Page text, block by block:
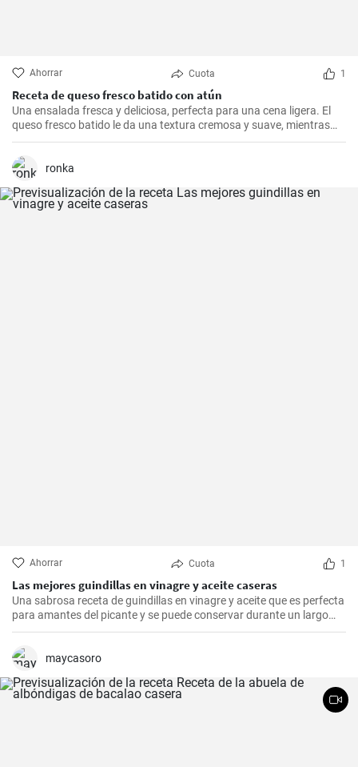
Ahorrar Cuota 1
Receta de queso fresco batido con atún
Una ensalada fresca y deliciosa, perfecta para una cena ligera. El
queso fresco batido le da una textura cremosa y suave, mientras
que el atún le aporta proteínas con el sabor. Suele servirse fría,
acompañada de tostadas o pan integral.
ronka
Ahorrar Cuota 1
Las mejores guindillas en vinagre y aceite caseras
Una sabrosa receta de guindillas en vinagre y aceite que es perfecta
para amantes del picante y se puede conservar durante un largo
periodo de tiempo.
maycasoro